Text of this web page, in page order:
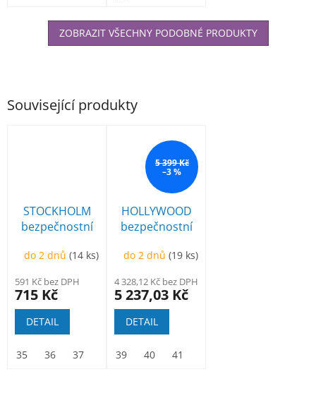
Související produkty
STOCKHOLM
bezpečnostní
do 2 dnů(14 ks)
591 Kč bez DPH
715 Kč
DETAIL
35 36 37
5 399 Kč
–3 %
HOLLYWOOD
bezpečnostní
do 2 dnů(19 ks)
4 328,12 Kč bez DPH
5 237,03 Kč
DETAIL
39 40 41
ZOBRAZIT VŠECHNY PODOBNÉ PRODUKTY